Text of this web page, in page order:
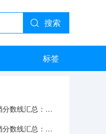
搜索
标签
2026广东职业技术学院投档分数线汇总：录取分数、报到与就业数据
2026广东文艺职业学院投档分数线汇总：录取分数、报到与就业数据